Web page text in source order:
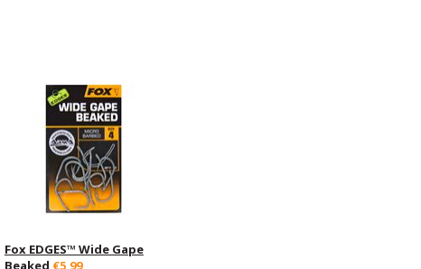
Fox EDGES™ Wide Gape